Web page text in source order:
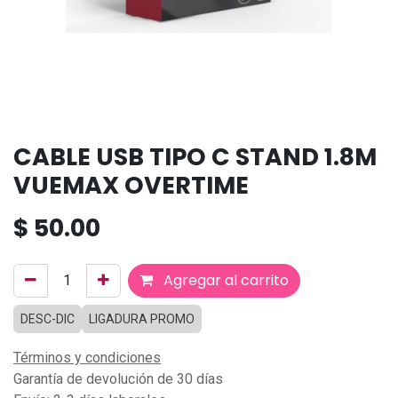
CABLE USB TIPO C STAND 1.8M
VUEMAX OVERTIME
$ 50.00
Agregar al carrito
DESC-DIC LIGADURA PROMO
Términos y condiciones
Garantía de devolución de 30 días